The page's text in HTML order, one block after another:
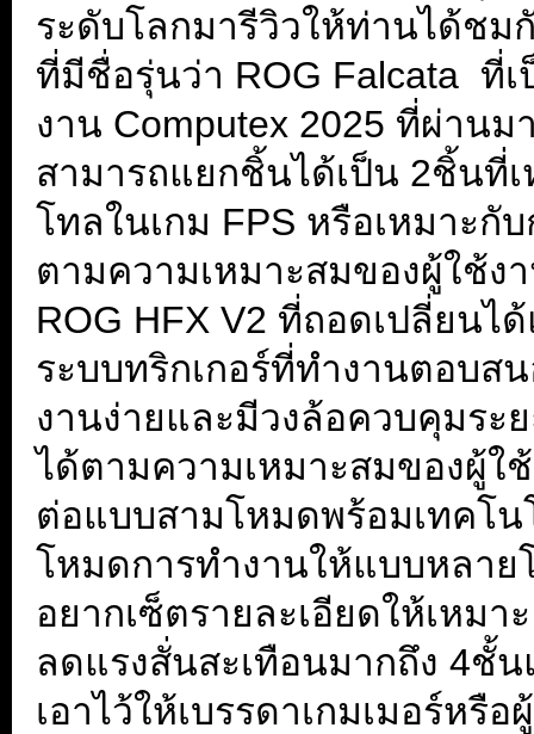
ระดับโลกมารีวิวให้ท่านได้ช
ที่มีชื่อรุ่นว่า ROG Falcata ที่เ
งาน Computex 2025 ที่ผ่าน
สามารถแยกชิ้นได้เป็น 2ชิ้นที่
โทลในเกม FPS หรือเหมาะกั
ตามความเหมาะสมของผู้ใช้ง
ROG HFX V2 ที่ถอดเปลี่ยนไ
ระบบทริกเกอร์ที่ทำงานตอบส
งานง่ายและมีวงล้อควบคุมร
ได้ตามความเหมาะสมของผู้ใ
ต่อแบบสามโหมดพร้อมเทคโน
โหมดการทำงานให้แบบหลาย
อยากเซ็ตรายละเอียดให้เหม
ลดแรงสั่นสะเทือนมากถึง 4ชั้
เอาไว้ให้เบรรดาเกมเมอร์หรื